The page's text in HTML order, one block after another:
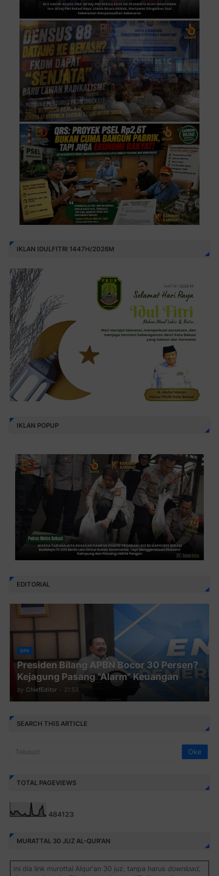
IKLAN IDULFITRI 1447H/2026M
IKLAN POPUP
EDITORIAL
BPK
Presiden Bilang APBN Bocor 30 Persen?
Kejagung Pasang “Alarm” Keuangan
by ChiefEditor - 21.53
SEARCH THIS ARTICLE
TOTAL PAGEVIEWS
484123
MURATTAL 30 JUZ AL-QUR'AN
Ini dia link murottal Alqur'an 30 juz, tanpa harus download,